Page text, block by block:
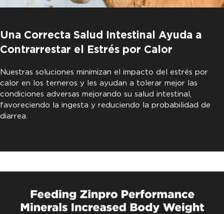
Una Correcta Salud Intestinal Ayuda a
Contrarrestar el Estrés por Calor
Nuestras soluciones minimizan el impacto del estrés por
calor en los terneros y les ayudan a tolerar mejor las
condiciones adversas mejorando su salud intestinal,
favoreciendo la ingesta y reduciendo la probabilidad de
diarrea.